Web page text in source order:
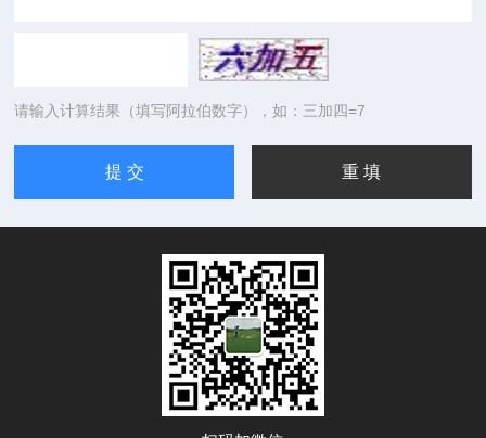
请输入计算结果（填写阿拉伯数字），如：三加四=7